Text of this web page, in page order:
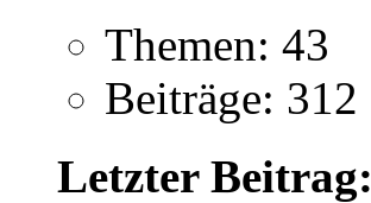
Themen: 43
Beiträge: 312
Letzter Beitrag: